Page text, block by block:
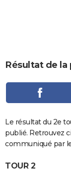
Carte de Noël
Carte Bonne année
Carte Saint-Valentin
Carte Pâques
Carte d'anniversaire
DICTIONNAIRE
COPAINS D'AVANT
Se connecter
Entreprises
Service militaire
Avis de recherche
Résultat de la
Le résultat du 2e
publié. Retrouvez
communiqué par
TOUR 2